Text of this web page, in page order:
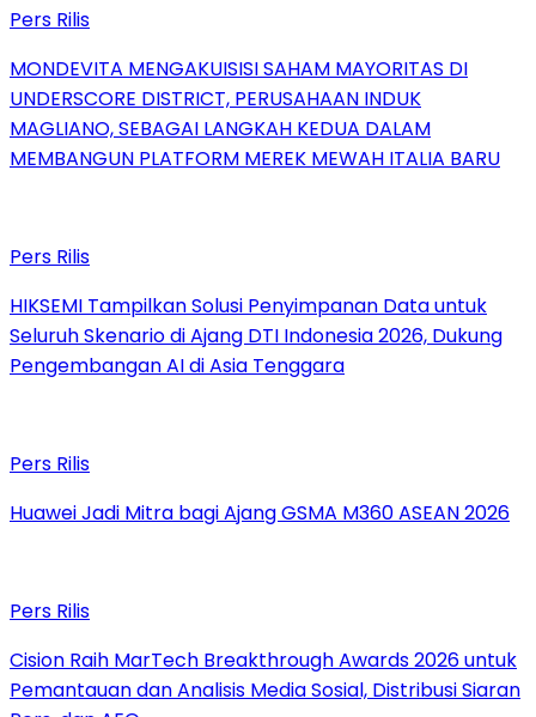
Pers Rilis
MONDEVITA MENGAKUISISI SAHAM MAYORITAS DI
UNDERSCORE DISTRICT, PERUSAHAAN INDUK
MAGLIANO, SEBAGAI LANGKAH KEDUA DALAM
MEMBANGUN PLATFORM MEREK MEWAH ITALIA BARU
Pers Rilis
HIKSEMI Tampilkan Solusi Penyimpanan Data untuk
Seluruh Skenario di Ajang DTI Indonesia 2026, Dukung
Pengembangan AI di Asia Tenggara
Pers Rilis
Huawei Jadi Mitra bagi Ajang GSMA M360 ASEAN 2026
Pers Rilis
Cision Raih MarTech Breakthrough Awards 2026 untuk
Pemantauan dan Analisis Media Sosial, Distribusi Siaran